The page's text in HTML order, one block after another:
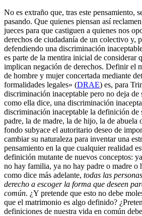
No es extraño que, tras este pensamiento,
pasando. Que quienes piensan así
jueces para que castiguen a quienes nos
derechos de ciudadanía de un colectivo y,
defendiendo una discriminación
es parte de la mentira inicial de considerar
implican negación de derechos. Definir el
de hombre y mujer concertada mediante
formalidades legales» (DRAE) es, para
discriminación inaceptable pero no deja de
como ella dice, una discriminación
discriminación inaceptable la definición de
padre, la de madre, la de hijo, la de abuela
fondo subyace el autoritario deseo de
cambiar su naturaleza para inventar una
pensamiento en la que cualquier realidad
definición mutante de nuevos conceptos:
no hay familia, ya no hay padre o madre o
como dice más adelante, todas las
derecho a escoger la forma que deseen
común. ¿Y pretende que esto no debe
que el matrimonio es algo definido?
definiciones de nuestra vida en común